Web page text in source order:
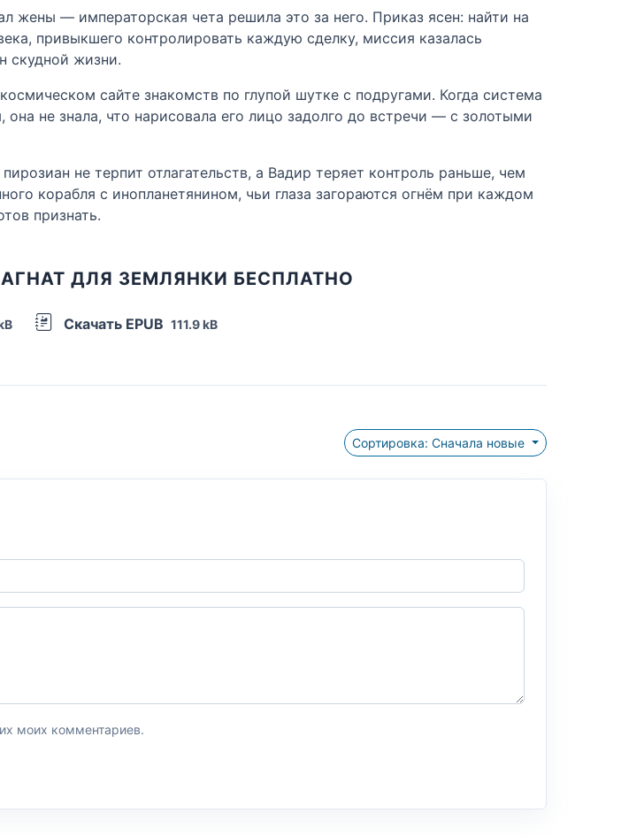
жены — императорская чета решила это за него. Приказ ясен: найти на
привыкшего контролировать каждую сделку, миссия казалась
скудной жизни.
сайте знакомств по глупой шутке с подругами. Когда система
не знала, что нарисовала его лицо задолго до встречи — с золотыми
не терпит отлагательств, а Вадир теряет контроль раньше, чем
корабля с инопланетянином, чьи глаза загораются огнём при каждом
признать.
ДЛЯ ЗЕМЛЯНКИ БЕСПЛАТНО
Скачать EPUB 111.9 kB
Сортировка: Сначала новые
моих комментариев.